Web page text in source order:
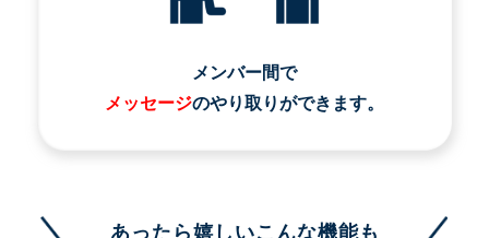
メンバー間で
メッセージのやり取りができます。
あったら嬉しいこんな機能も